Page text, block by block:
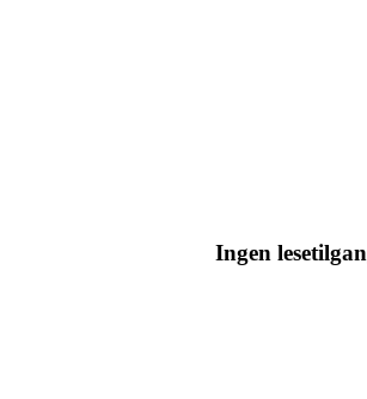
Ingen